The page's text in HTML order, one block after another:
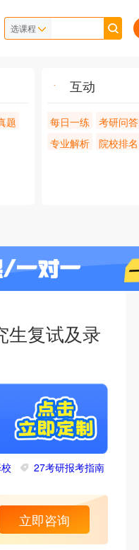
选课程
题
互动
每日一练 考研问答
专业解析
院校排名
生复试及录
27考研报考指南
立即咨询